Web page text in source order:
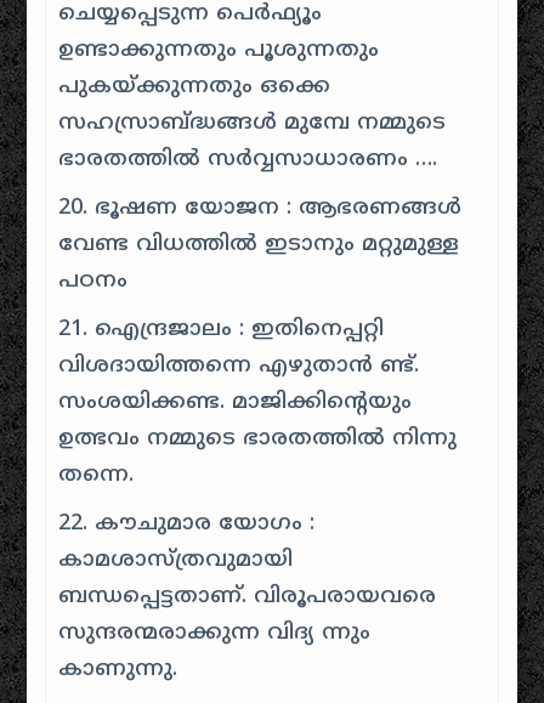
ചെയ്യപ്പെടുന്ന പെർഫ്യൂം
ഉണ്ടാക്കുന്നതും പൂശുന്നതും
പുകയ്ക്കുന്നതും ഒക്കെ
സഹസ്രാബ്ദ്ധങ്ങൾ മുമ്പേ നമ്മുടെ
ഭാരതത്തിൽ സർവ്വസാധാരണം ….
20. ഭൂഷണ യോജന : ആഭരണങ്ങൾ
വേണ്ട വിധത്തിൽ ഇടാനും മറ്റുമുള്ള
പഠനം
21. ഐന്ദ്രജാലം : ഇതിനെപ്പറ്റി
വിശദായിത്തന്നെ എഴുതാൻ ണ്ട്.
സംശയിക്കണ്ട. മാജിക്കിൻ്റെയും
ഉത്ഭവം നമ്മുടെ ഭാരതത്തിൽ നിന്നു
തന്നെ.
22. കൗചുമാര യോഗം :
കാമശാസ്ത്രവുമായി
ബന്ധപ്പെട്ടതാണ്. വിരൂപരായവരെ
സുന്ദരന്മരാക്കുന്ന വിദ്യ ന്നും
കാണുന്നു.